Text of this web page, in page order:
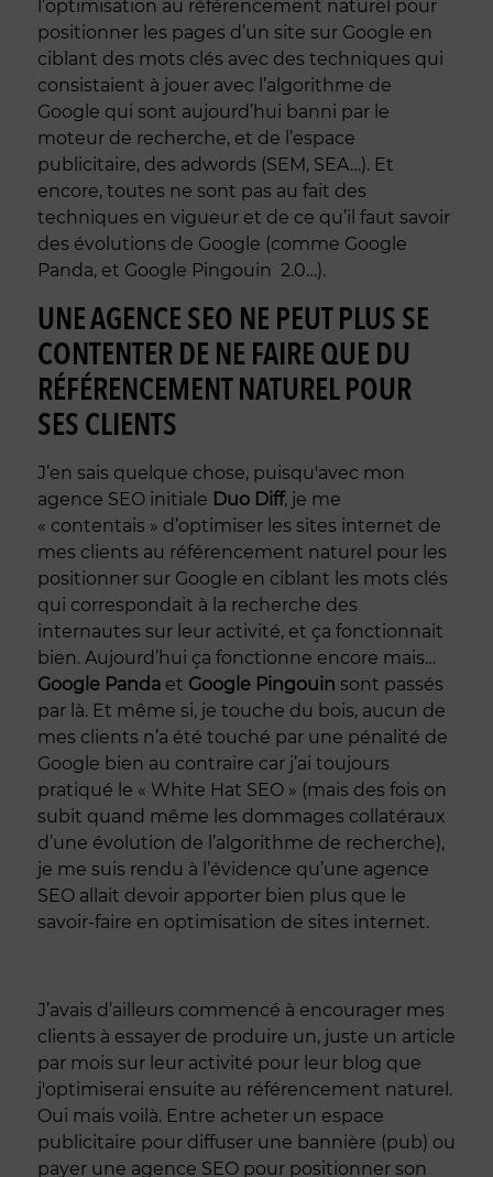
l’optimisation au référencement naturel pour
positionner les pages d’un site sur Google en
ciblant des mots clés avec des techniques qui
consistaient à jouer avec l’algorithme de
Google qui sont aujourd’hui banni par le
moteur de recherche, et de l’espace
publicitaire, des adwords (SEM, SEA…). Et
encore, toutes ne sont pas au fait des
techniques en vigueur et de ce qu’il faut savoir
des évolutions de Google (comme Google
Panda, et Google Pingouin 2.0…).
UNE AGENCE SEO NE PEUT PLUS SE
CONTENTER DE NE FAIRE QUE DU
RÉFÉRENCEMENT NATUREL POUR
SES CLIENTS
J’en sais quelque chose, puisqu'avec mon
agence SEO initiale Duo Diff, je me
« contentais » d’optimiser les sites internet de
mes clients au référencement naturel pour les
positionner sur Google en ciblant les mots clés
qui correspondait à la recherche des
internautes sur leur activité, et ça fonctionnait
bien. Aujourd’hui ça fonctionne encore mais…
Google Pandaet Google Pingouin sont passés
par là. Et même si, je touche du bois, aucun de
mes clients n’a été touché par une pénalité de
Google bien au contraire car j’ai toujours
pratiqué le « White Hat SEO » (mais des fois on
subit quand même les dommages collatéraux
d’une évolution de l’algorithme de recherche),
je me suis rendu à l’évidence qu’une agence
SEO allait devoir apporter bien plus que le
savoir-faire en optimisation de sites internet.
J’avais d’ailleurs commencé à encourager mes
clients à essayer de produire un, juste un article
par mois sur leur activité pour leur blog que
j'optimiserai ensuite au référencement naturel.
Oui mais voilà. Entre acheter un espace
publicitaire pour diffuser une bannière (pub) ou
payer une agence SEO pour positionner son